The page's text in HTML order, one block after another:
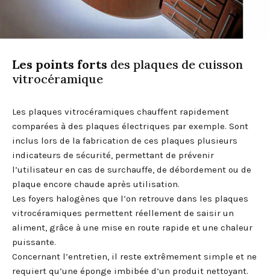
Les points forts des plaques de cuisson
vitrocéramique
Les plaques vitrocéramiques chauffent rapidement
comparées à des plaques électriques par exemple. Sont
inclus lors de la fabrication de ces plaques plusieurs
indicateurs de sécurité, permettant de prévenir
l’utilisateur en cas de surchauffe, de débordement ou de
plaque encore chaude après utilisation.
Les foyers halogènes que l’on retrouve dans les plaques
vitrocéramiques permettent réellement de saisir un
aliment, grâce à une mise en route rapide et une chaleur
puissante.
Concernant l’entretien, il reste extrêmement simple et ne
requiert qu’une éponge imbibée d’un produit nettoyant.